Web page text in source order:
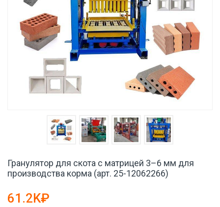
Гранулятор для скота с матрицей 3–6 мм для
производства корма (арт. 25-12062266)
61.2K₽